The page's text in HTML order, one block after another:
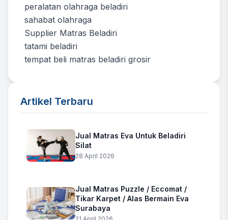
peralatan olahraga beladiri
sahabat olahraga
Supplier Matras Beladiri
tatami beladiri
tempat beli matras beladiri grosir
Artikel Terbaru
Jual Matras Eva Untuk Beladiri
Silat
28 April 2026
Jual Matras Puzzle / Eccomat /
Tikar Karpet / Alas Bermain Eva
Surabaya